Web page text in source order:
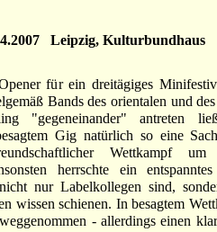
Leipzig, Kulturbundhaus
für ein dreitägiges
Bands des orientalen und
"gegeneinander" antreten
Gig natürlich so eine
Wettkampf um
herrschte ein
nur Labelkollegen sind,
wissen schienen. In besagtem
- allerdings einen